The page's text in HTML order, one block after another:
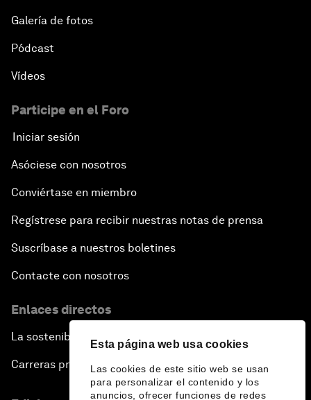
Esta página web usa cookies
Las cookies de este sitio web se usan
para personalizar el contenido y los
anuncios, ofrecer funciones de redes
Galería de fotos
Pódcast
Vídeos
Participe en el Foro
Iniciar sesión
Asóciese con nosotros
Conviértase en miembro
Regístrese para recibir nuestras notas de prensa
Suscríbase a nuestros boletines
Contacte con nosotros
Enlaces directos
La sostenibilidad en el Foro
Carreras profesionales